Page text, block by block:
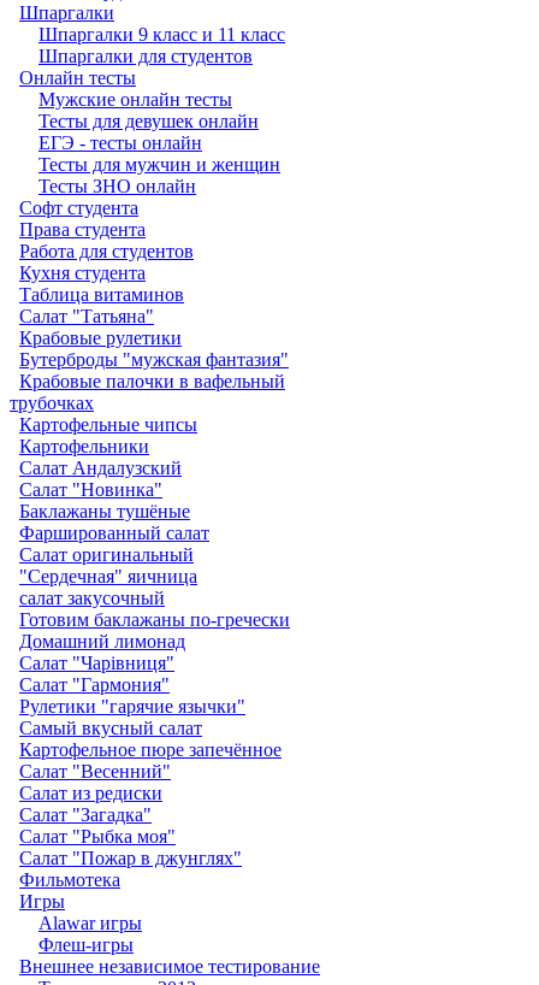
Шпаргалки
Шпаргалки 9 класс и 11 класс
Шпаргалки для студентов
Онлайн тесты
Мужские онлайн тесты
Тесты для девушек онлайн
ЕГЭ - тесты онлайн
Тесты для мужчин и женщин
Тесты ЗНО онлайн
Софт студента
Права студента
Работа для студентов
Кухня студента
Таблица витаминов
Салат "Татьяна"
Крабовые рулетики
Бутерброды "мужская фантазия"
Крабовые палочки в вафельный
трубочках
Картофельные чипсы
Картофельники
Салат Андалузский
Салат "Новинка"
Баклажаны тушёные
Фаршированный салат
Салат оригинальный
"Сердечная" яичница
салат закусочный
Готовим баклажаны по-гречески
Домашний лимонад
Салат "Чарівниця"
Салат "Гармония"
Рулетики "гарячие язычки"
Самый вкусный салат
Картофельное пюре запечённое
Салат "Весенний"
Салат из редиски
Салат "Загадка"
Салат "Рыбка моя"
Салат "Пожар в джунглях"
Фильмотека
Игры
Alawar игры
Флеш-игры
Внешнее независимое тестирование